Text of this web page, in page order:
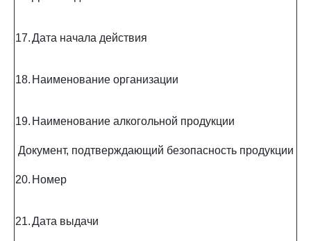
17.Дата начала действия
18. Наименование организации
19. Наименование алкогольной продукции
Документ, подтверждающий безопасность продукции
20. Номер
21.Дата выдачи